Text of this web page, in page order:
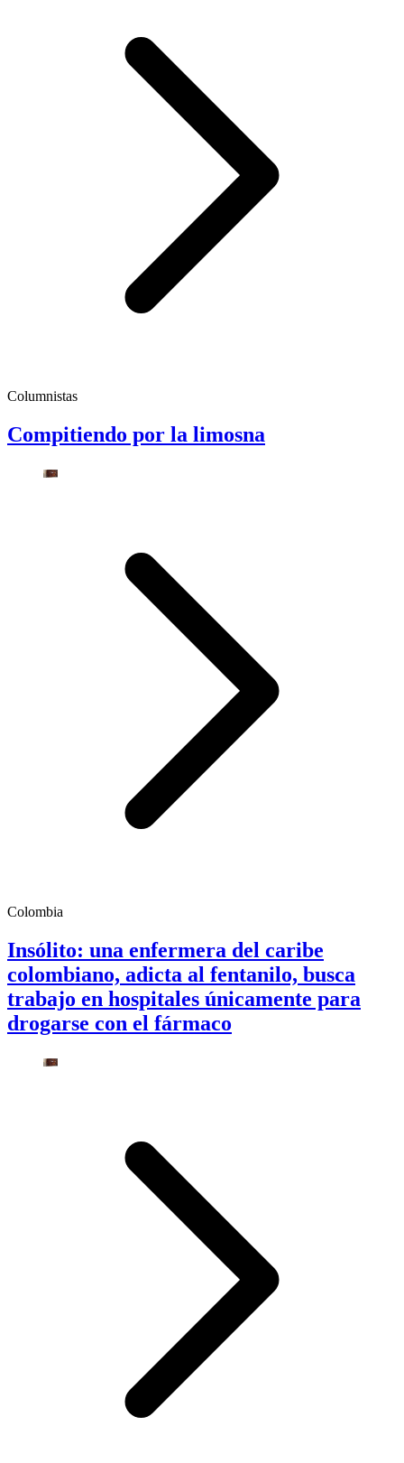
Columnistas
Compitiendo por la limosna
Colombia
Insólito: una enfermera del caribe
colombiano, adicta al fentanilo, busca
trabajo en hospitales únicamente para
drogarse con el fármaco